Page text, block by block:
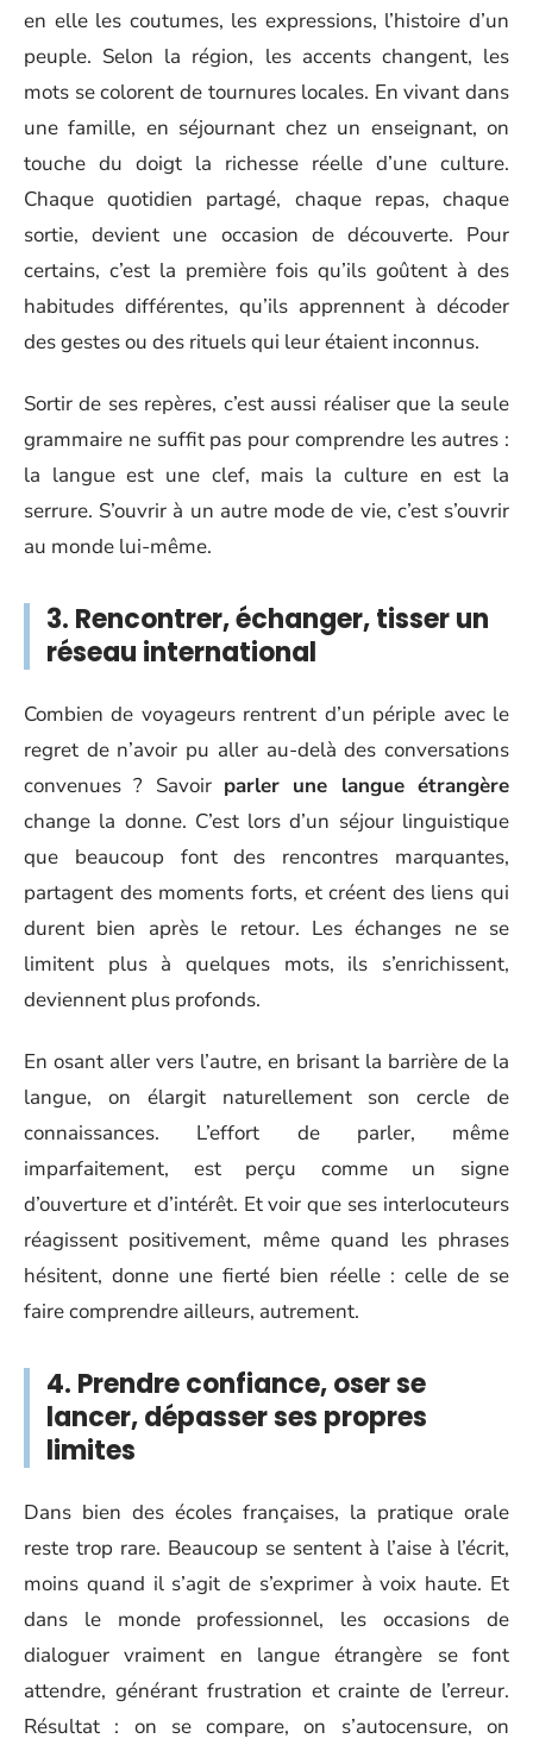
en elle les coutumes, les expressions, l’histoire d’un
peuple. Selon la région, les accents changent, les
mots se colorent de tournures locales. En vivant dans
une famille, en séjournant chez un enseignant, on
touche du doigt la richesse réelle d’une culture.
Chaque quotidien partagé, chaque repas, chaque
sortie, devient une occasion de découverte. Pour
certains, c’est la première fois qu’ils goûtent à des
habitudes différentes, qu’ils apprennent à décoder
des gestes ou des rituels qui leur étaient inconnus.
Sortir de ses repères, c’est aussi réaliser que la seule
grammaire ne suffit pas pour comprendre les autres :
la langue est une clef, mais la culture en est la
serrure. S’ouvrir à un autre mode de vie, c’est s’ouvrir
au monde lui-même.
3. Rencontrer, échanger, tisser un
réseau international
Combien de voyageurs rentrent d’un périple avec le
regret de n’avoir pu aller au-delà des conversations
convenues ? Savoir parler une langue étrangère
change la donne. C’est lors d’un séjour linguistique
que beaucoup font des rencontres marquantes,
partagent des moments forts, et créent des liens qui
durent bien après le retour. Les échanges ne se
limitent plus à quelques mots, ils s’enrichissent,
deviennent plus profonds.
En osant aller vers l’autre, en brisant la barrière de la
langue, on élargit naturellement son cercle de
connaissances. L’effort de parler, même
imparfaitement, est perçu comme un signe
d’ouverture et d’intérêt. Et voir que ses interlocuteurs
réagissent positivement, même quand les phrases
hésitent, donne une fierté bien réelle : celle de se
faire comprendre ailleurs, autrement.
4. Prendre confiance, oser se
lancer, dépasser ses propres
limites
Dans bien des écoles françaises, la pratique orale
reste trop rare. Beaucoup se sentent à l’aise à l’écrit,
moins quand il s’agit de s’exprimer à voix haute. Et
dans le monde professionnel, les occasions de
dialoguer vraiment en langue étrangère se font
attendre, générant frustration et crainte de l’erreur.
Résultat : on se compare, on s’autocensure, on